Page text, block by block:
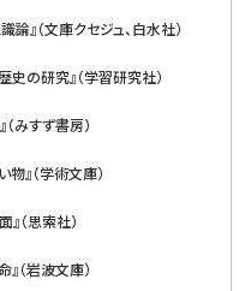
』（文庫クセジュ、白水社）
の研究』（学習研究社）
みすず書房）
』（学術文庫）
（思索社）
（岩波文庫）